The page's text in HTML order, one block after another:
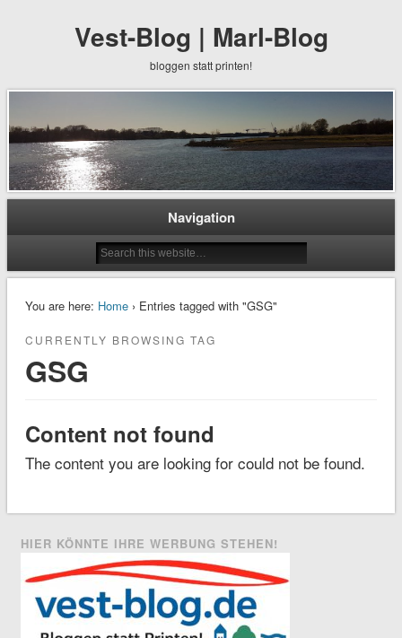
Vest-Blog | Marl-Blog
bloggen statt printen!
Navigation
You are here: Home› Entries tagged with "GSG"
CURRENTLY BROWSING TAG
GSG
Content not found
The content you are looking for could not be found.
HIER KÖNNTE IHRE WERBUNG STEHEN!